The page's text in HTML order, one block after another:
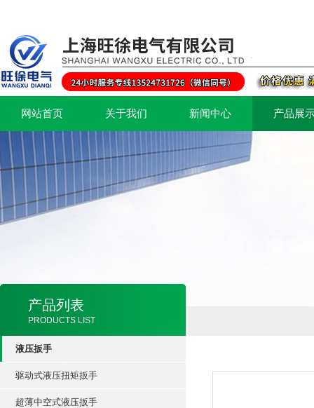
网站首页 关于我们 新闻中心 产品展
产品列表
PRODUCTS LIST
液压扳手
驱动式液压扭矩扳手
超薄中空式液压扳手